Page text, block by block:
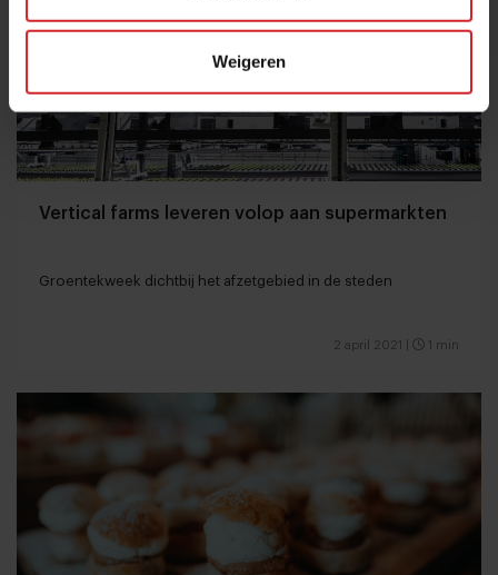
Weigeren
Vertical farms leveren volop aan supermarkten
Groentekweek dichtbij het afzetgebied in de steden
2 april 2021 1 min